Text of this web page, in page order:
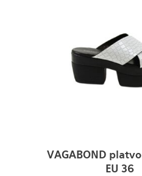
VAGABOND
EU 36